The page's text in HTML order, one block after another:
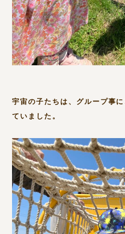
宇宙の子たちは、グループ事
ていました。